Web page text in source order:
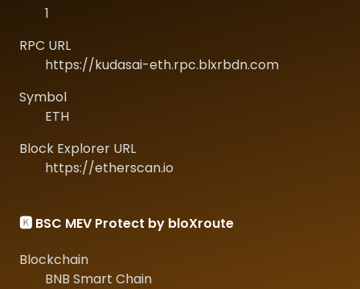
1
RPC URL
https://kudasai-eth.rpc.blxrbdn.com
Symbol
ETH
Block Explorer URL
https://etherscan.io
🅺 BSC MEV Protect by bloXroute
Blockchain
BNB Smart Chain